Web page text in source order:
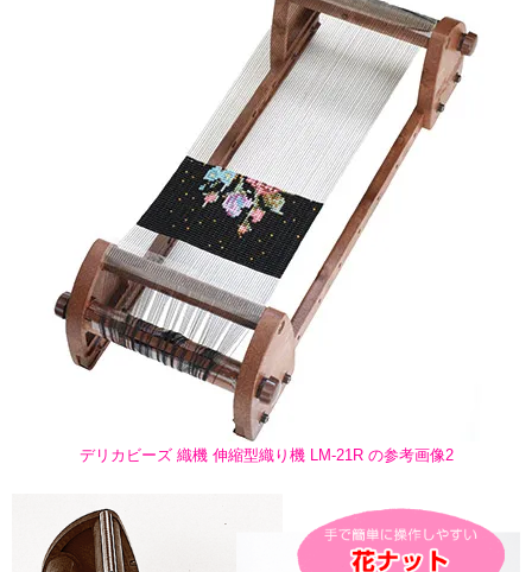
デリカビーズ 織機 伸縮型織り機 LM-21R の参考画像2